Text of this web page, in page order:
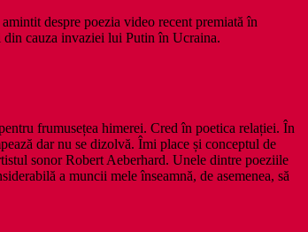
despre poezia video recent premiată în
din cauza invaziei lui Putin în Ucraina.
frumusețea himerei. Cred în poetica relației. În
dar nu se dizolvă. Îmi place și conceptul de
sonor Robert Aeberhard. Unele dintre poeziile
a muncii mele înseamnă, de asemenea, să